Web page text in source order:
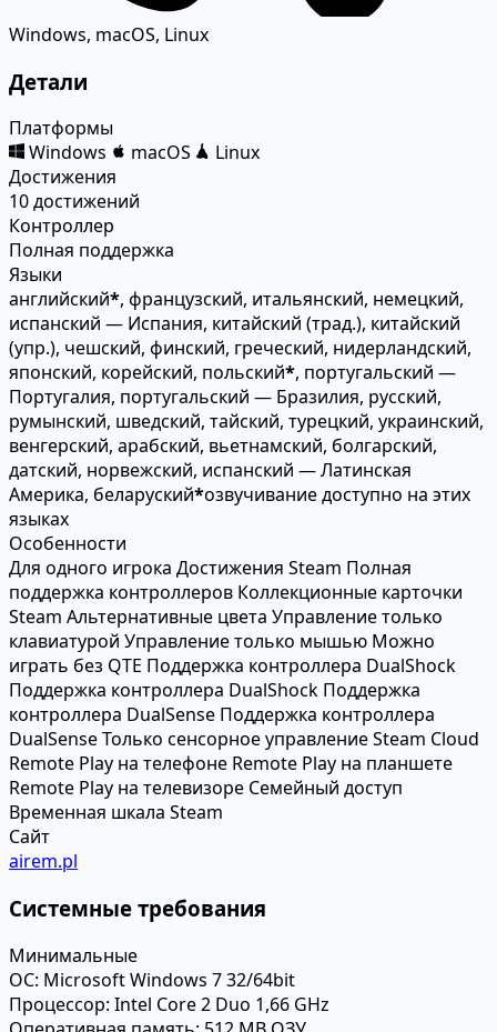
Windows, macOS, Linux
Детали
Платформы
Windows
macOS
Linux
Достижения
10 достижений
Контроллер
Полная поддержка
Языки
английский*, французский, итальянский, немецкий,
испанский — Испания, китайский (трад.), китайский
(упр.), чешский, финский, греческий, нидерландский,
японский, корейский, польский*, португальский —
Португалия, португальский — Бразилия, русский,
румынский, шведский, тайский, турецкий, украинский,
венгерский, арабский, вьетнамский, болгарский,
датский, норвежский, испанский — Латинская
Америка, беларуский*озвучивание доступно на этих
языках
Особенности
Для одного игрока Достижения Steam Полная
поддержка контроллеров Коллекционные карточки
Steam Альтернативные цвета Управление только
клавиатурой Управление только мышью Можно
играть без QTE Поддержка контроллера DualShock
Поддержка контроллера DualShock Поддержка
контроллера DualSense Поддержка контроллера
DualSenseТолько сенсорное управлениеSteam Cloud
Remote Play на телефоне Remote Play на планшете
Remote Play на телевизоре Семейный доступ
Временная шкала Steam
Сайт
airem.pl
Системные требования
Минимальные
ОС: Microsoft Windows 7 32/64bit
Процессор: Intel Core 2 Duo 1,66 GHz